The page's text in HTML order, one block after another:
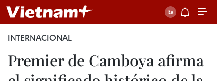
INTERNACIONAL
Premier de Camboya afirma